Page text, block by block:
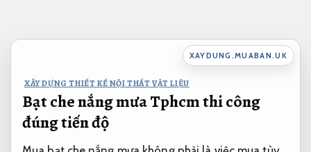
nội
XAYDUNG.MUABAN.UK
XÂY DỰNG THIẾT KẾ NỘI THẤT VẬT LIỆU
Bạt che nắng mưa Tphcm thi công
đúng tiến độ